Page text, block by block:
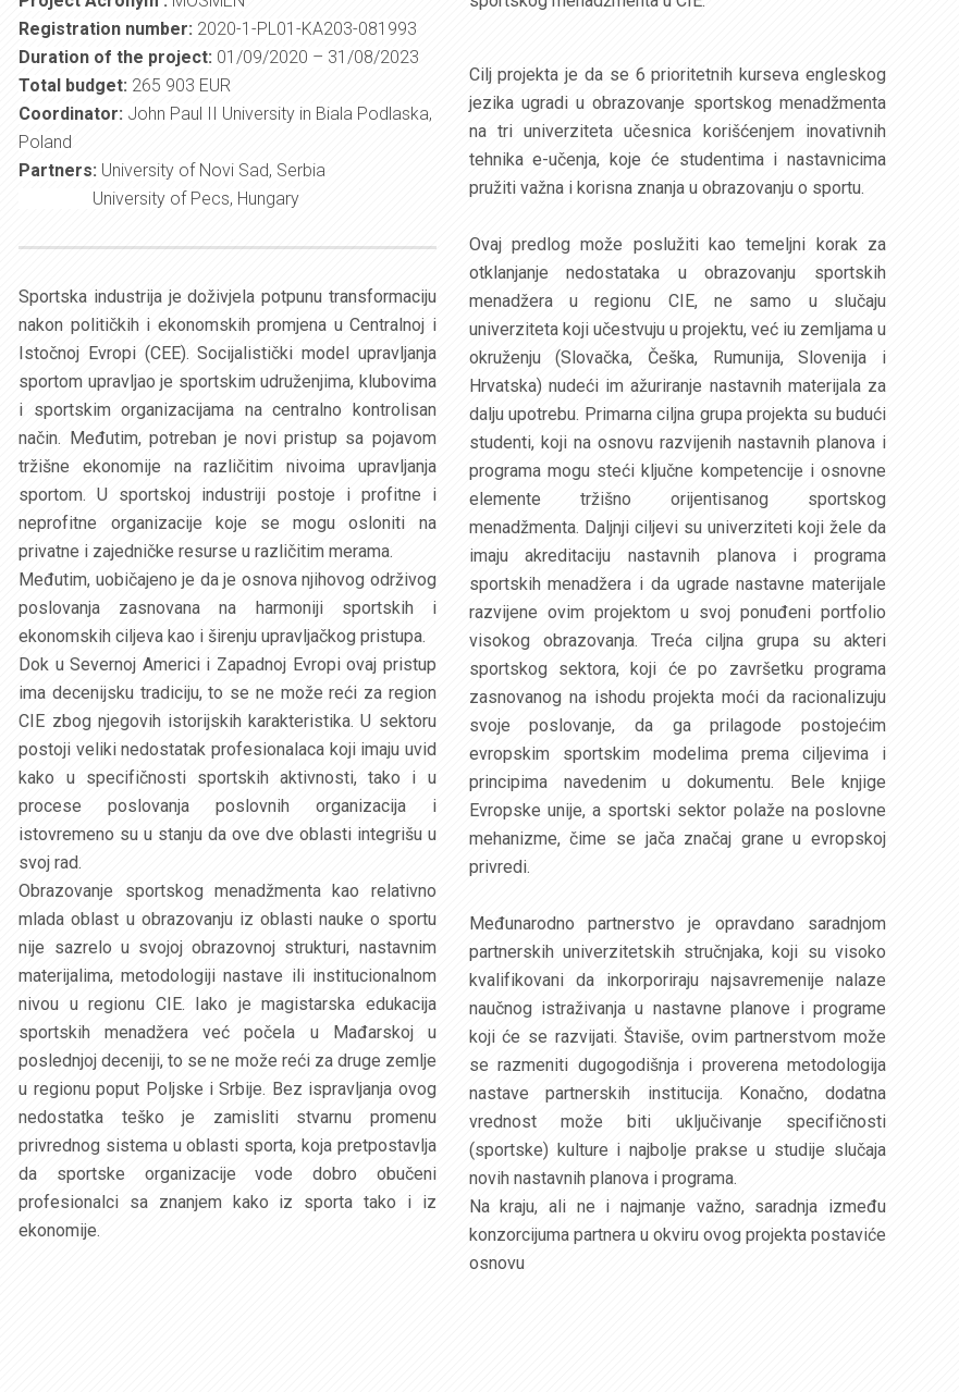
Registration number: 2020-1-PL01-KA203-081993
Duration of the project: 01/09/2020 – 31/08/2023
Total budget: 265 903 EUR
Coordinator: John Paul II University in Biala Podlaska,
Poland
Partners: University of Novi Sad, Serbia
University of Pecs, Hungary
Sportska industrija je doživjela potpunu transformaciju
nakon političkih i ekonomskih promjena u Centralnoj i
Istočnoj Evropi (CEE). Socijalistički model upravljanja
sportom upravljao je sportskim udruženjima, klubovima
i sportskim organizacijama na centralno kontrolisan
način. Međutim, potreban je novi pristup sa pojavom
tržišne ekonomije na različitim nivoima upravljanja
sportom. U sportskoj industriji postoje i profitne i
neprofitne organizacije koje se mogu osloniti na
privatne i zajedničke resurse u različitim merama.
Međutim, uobičajeno je da je osnova njihovog održivog
poslovanja zasnovana na harmoniji sportskih i
ekonomskih ciljeva kao i širenju upravljačkog pristupa.
Dok u Severnoj Americi i Zapadnoj Evropi ovaj pristup
ima decenijsku tradiciju, to se ne može reći za region
CIE zbog njegovih istorijskih karakteristika. U sektoru
postoji veliki nedostatak profesionalaca koji imaju uvid
kako u specifičnosti sportskih aktivnosti, tako i u
procese poslovanja poslovnih organizacija i
istovremeno su u stanju da ove dve oblasti integrišu u
svoj rad.
Obrazovanje sportskog menadžmenta kao relativno
mlada oblast u obrazovanju iz oblasti nauke o sportu
nije sazrelo u svojoj obrazovnoj strukturi, nastavnim
materijalima, metodologiji nastave ili institucionalnom
nivou u regionu CIE. Iako je magistarska edukacija
sportskih menadžera već počela u Mađarskoj u
poslednjoj deceniji, to se ne može reći za druge zemlje
u regionu poput Poljske i Srbije. Bez ispravljanja ovog
nedostatka teško je zamisliti stvarnu promenu
privrednog sistema u oblasti sporta, koja pretpostavlja
da sportske organizacije vode dobro obučeni
profesionalci sa znanjem kako iz sporta tako i iz
ekonomije.
Cilj projekta je da se 6 prioritetnih kurseva engleskog
jezika ugradi u obrazovanje sportskog menadžmenta
na tri univerziteta učesnica korišćenjem inovativnih
tehnika e-učenja, koje će studentima i nastavnicima
pružiti važna i korisna znanja u obrazovanju o sportu.
Ovaj predlog može poslužiti kao temeljni korak za
otklanjanje nedostataka u obrazovanju sportskih
menadžera u regionu CIE, ne samo u slučaju
univerziteta koji učestvuju u projektu, već iu zemljama u
okruženju (Slovačka, Češka, Rumunija, Slovenija i
Hrvatska) nudeći im ažuriranje nastavnih materijala za
dalju upotrebu. Primarna ciljna grupa projekta su budući
studenti, koji na osnovu razvijenih nastavnih planova i
programa mogu steći ključne kompetencije i osnovne
elemente tržišno orijentisanog sportskog
menadžmenta. Daljnji ciljevi su univerziteti koji žele da
imaju akreditaciju nastavnih planova i programa
sportskih menadžera i da ugrade nastavne materijale
razvijene ovim projektom u svoj ponuđeni portfolio
visokog obrazovanja. Treća ciljna grupa su akteri
sportskog sektora, koji će po završetku programa
zasnovanog na ishodu projekta moći da racionalizuju
svoje poslovanje, da ga prilagode postojećim
evropskim sportskim modelima prema ciljevima i
principima navedenim u dokumentu. Bele knjige
Evropske unije, a sportski sektor polaže na poslovne
mehanizme, čime se jača značaj grane u evropskoj
privredi.
Međunarodno partnerstvo je opravdano saradnjom
partnerskih univerzitetskih stručnjaka, koji su visoko
kvalifikovani da inkorporiraju najsavremenije nalaze
naučnog istraživanja u nastavne planove i programe
koji će se razvijati. Štaviše, ovim partnerstvom može
se razmeniti dugogodišnja i proverena metodologija
nastave partnerskih institucija. Konačno, dodatna
vrednost može biti uključivanje specifičnosti
(sportske) kulture i najbolje prakse u studije slučaja
novih nastavnih planova i programa.
Na kraju, ali ne i najmanje važno, saradnja između
konzorcijuma partnera u okviru ovog projekta postaviće
osnovu